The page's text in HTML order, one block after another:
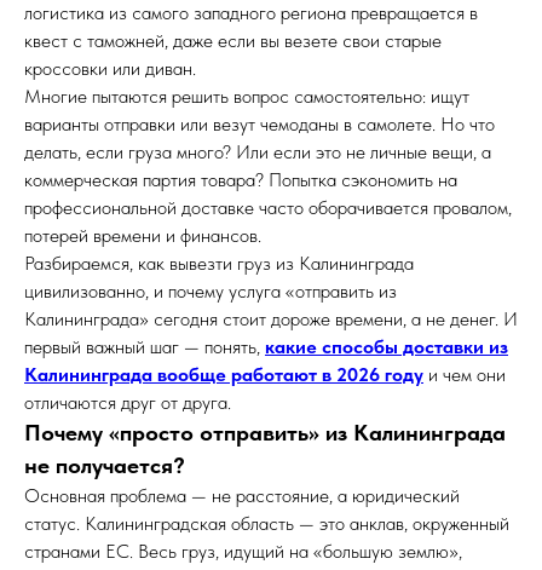
логистика из самого западного региона превращается в
квест с таможней, даже если вы везете свои старые
кроссовки или диван.
Многие пытаются решить вопрос самостоятельно: ищут
варианты отправки или везут чемоданы в самолете. Но что
делать, если груза много? Или если это не личные вещи, а
коммерческая партия товара? Попытка сэкономить на
профессиональной доставке часто оборачивается провалом,
потерей времени и финансов.
Разбираемся, как вывезти груз из Калининграда
цивилизованно, и почему услуга «отправить из
Калининграда» сегодня стоит дороже времени, а не денег. И
первый важный шаг — понять, какие способы доставки из
Калининграда вообще работают в 2026 году и чем они
отличаются друг от друга.
Почему «просто отправить» из Калининграда
не получается?
Основная проблема — не расстояние, а юридический
статус. Калининградская область — это анклав, окруженный
странами ЕС. Весь груз, идущий на «большую землю»,